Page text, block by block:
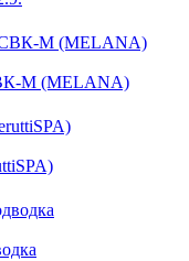
M (MELANA)